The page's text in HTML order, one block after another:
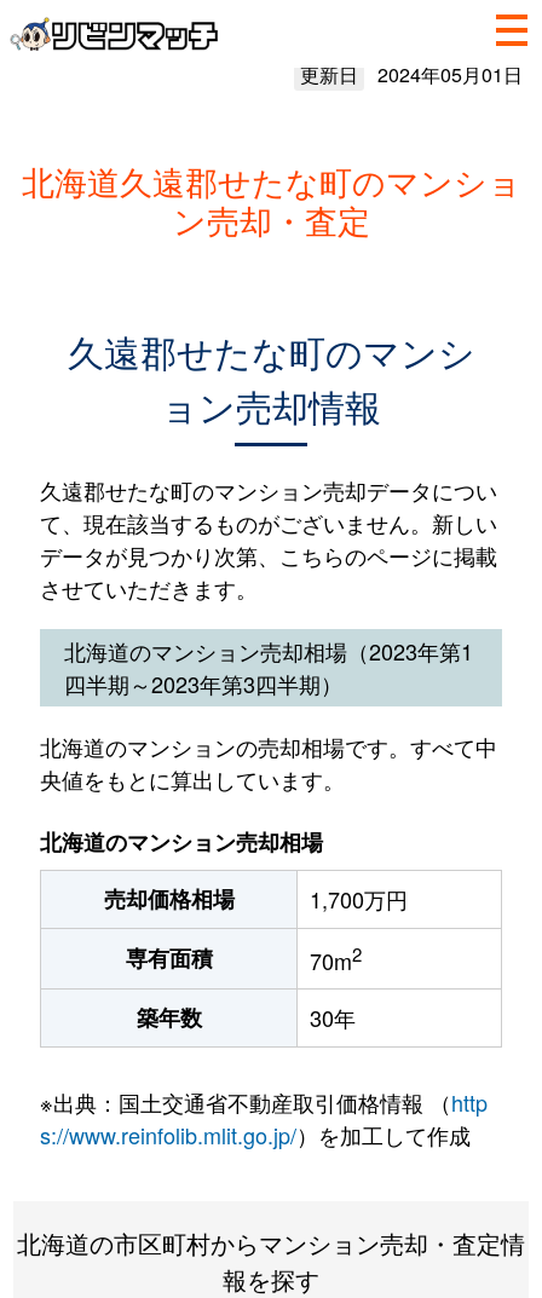
更新日 2024年05月01日
北海道久遠郡せたな町のマンショ
ン売却・査定
久遠郡せたな町のマンシ
ョン売却情報
久遠郡せたな町のマンション売却データについ
て、現在該当するものがございません。新しい
データが見つかり次第、こちらのページに掲載
させていただきます。
北海道のマンション売却相場（2023年第1
四半期～2023年第3四半期）
北海道のマンションの売却相場です。すべて中
央値をもとに算出しています。
北海道のマンション売却相場
売却価格相場
1,700万円
専有面積
70m2
築年数 30年
※出典：国土交通省不動産取引価格情報 （http
s://www.reinfolib.mlit.go.jp/）を加工して作成
北海道の市区町村からマンション売却・査定情
報を探す